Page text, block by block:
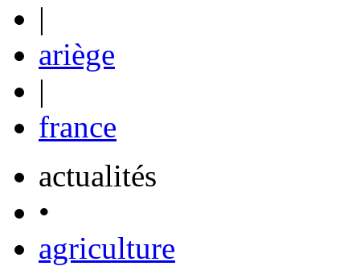
|
ariège
|
france
actualités
•
agriculture